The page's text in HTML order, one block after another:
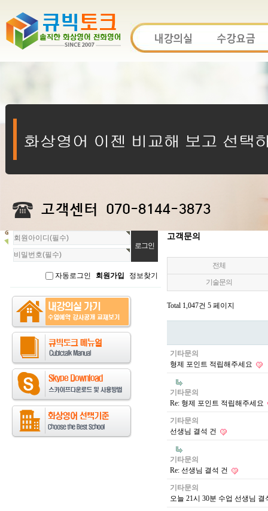
회
원
로
자동로그인 회원가입 정보찾기
고객문의
전체
기술문의
Total 1,047건 5 페이지
기타문의
형제 포인트 적립해주세요
기타문의
Re: 형제 포인트 적립해주세요
기타문의
선생님 결석 건
기타문의
Re: 선생님 결석 건
기타문의
오늘 21시 30분 수업 선생님